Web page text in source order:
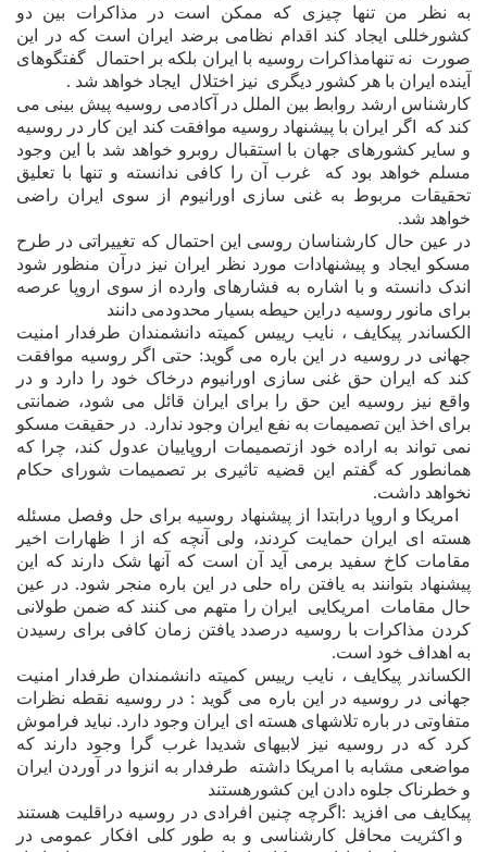
به نظر من تنها چيزى که ممکن است در مذاکرات بين دو
کشورخللى ايجاد کند اقدام نظامى برضد ايران است که در اين
صورت
نه تنهامذاکرات روسيه با ايران بلکه بر احتمال گفتگوهای
آینده ايران با هر کشور ديگرى نیز اختلال ایجاد خواهد شد .
کارشناس ارشد روابط بين الملل در آکادمى روسيه پيش بينى مى
کند که
اگر ايران با پيشنهاد روسيه موافقت کند اين کار در روسيه
و ساير کشورهاى جهان با استقبال روبرو خواهد شد با اين وجود
مسلم خواهد بود که
غرب آن را کافى ندانسته و تنها با تعليق
تحقيقات مربوط به غنى سازى اورانيوم از سوى ايران راضى
خواهد شد.
در عين حال کارشناسان روسى اين احتمال که تغييراتى در طرح
مسکو ايجاد و پيشنهادات مورد نظر ايران نيز درآن منظور شود
اندک دانسته و با اشاره به فشارهاى وارده از سوى اروپا عرصه
براى مانور روسيه دراين حيطه بسيار محدودمى دانند
الکساندر پيکايف ، نايب رييس کميته دانشمندان طرفدار امنيت
جهانى در روسيه در اين باره مى گويد: حتى اگر روسيه موافقت
کند که ايران حق غنى سازى اورانيوم درخاک خود را دارد و در
واقع نيز روسيه اين حق را براى ايران قائل مى شود، ضمانتى
براى اخذ این تصميمات به نفع ايران وجود ندارد. در حقيقت مسکو
نمى تواند به اراده خود ازتصميمات اروپاييان عدول کند، چرا که
همانطور که گفتم اين قضيه تاثيرى بر تصميمات شوراى حکام
نخواهد داشت.
امريکا و اروپا درابتدا از پيشنهاد روسيه براى حل وفصل مسئله
هسته اى ايران حمايت کردند، ولى آنچه که از
ظهارات اخير
مقامات کاخ سفيد برمى آيد آن است که آنها شک دارند که اين
پيشنهاد بتوانند به يافتن راه حلى در اين باره منجر شود. در عين
حال مقامات
امريکايى ايران را متهم مى کنند که ضمن طولانى
کردن مذاکرات با روسيه درصدد يافتن زمان کافى براى رسيدن
به اهداف خود است.
الکساندر پيکايف ، نايب رييس کميته دانشمندان طرفدار امنيت
جهانى در روسيه در اين باره مى گويد :‌ در روسيه نقطه نظرات
متفاوتى در باره تلاشهاى هسته اى ايران وجود دارد. نبايد فراموش
کرد که در روسيه نيز لابيهاى شديدا غرب گرا وجود دارند که
مواضعى مشابه با امريکا داشته
طرفدار به انزوا در آوردن ايران
و خطرناک جلوه دادن اين کشورهستند
پيکايف مى افزيد :‌اگرچه چنين افرادى در روسيه دراقليت هستند
و اکثريت محافل کارشناسى و به طور کلى افکار عمومى در